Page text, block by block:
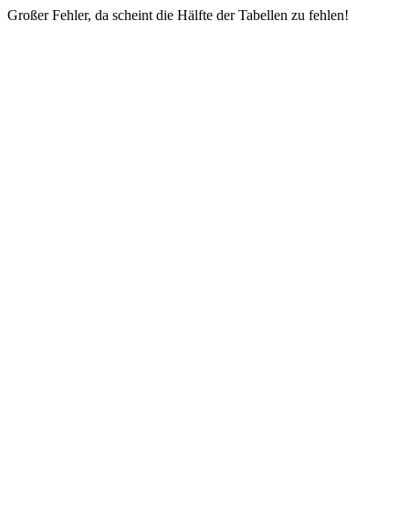
Großer Fehler, da scheint die Hälfte der Tabellen zu fehlen!